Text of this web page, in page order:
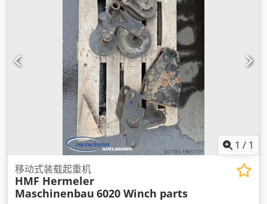
1 / 1
移动式装载起重机
HMF Hermeler
Maschinenbau 6020 Winch parts